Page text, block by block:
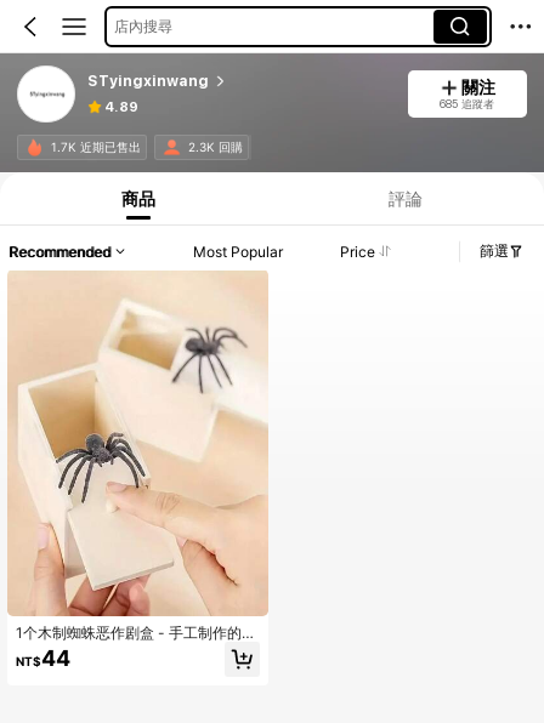
店內搜尋
STyingxinwang
4.89
關注
685 追蹤者
1.7K 近期已售出 2.3K 回購
商品 評論
Recommended Most Popular Price 篩選
1个木制蜘蛛恶作剧盒 - 手工制作的玩
笑盒，非常适合作为圣诞礼物
NT$44